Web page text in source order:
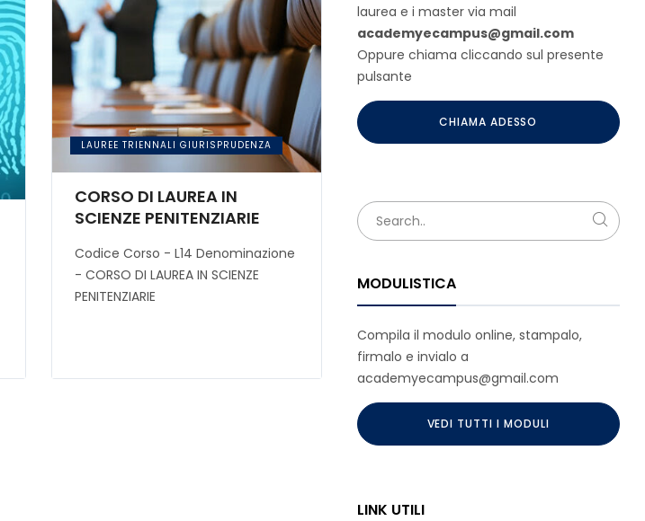
LAUREE TRIENNALI GIURISPRUDENZA
CORSO DI LAUREA IN
SCIENZE PENITENZIARIE
Codice Corso - L14 Denominazione
- CORSO DI LAUREA IN SCIENZE
PENITENZIARIE
laurea e i master via mail
academyecampus@gmail.com
Oppure chiama cliccando sul presente
pulsante
CHIAMA ADESSO
MODULISTICA
Compila il modulo online, stampalo,
firmalo e invialo a
academyecampus@gmail.com
VEDI TUTTI I MODULI
LINK UTILI